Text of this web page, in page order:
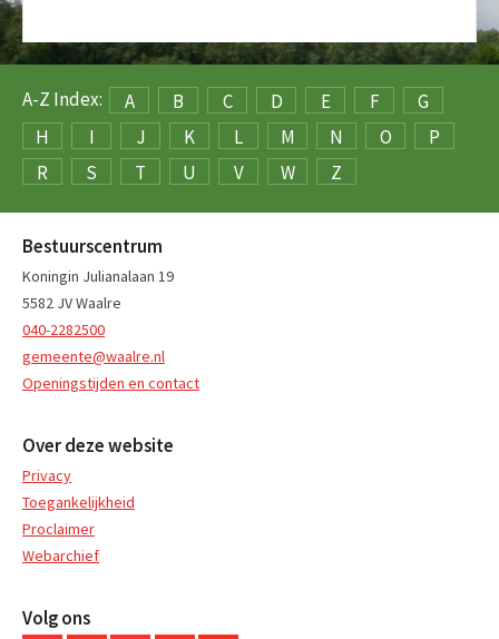
A-Z Index: A B C D E F
G
H
I J K L M N O
P
R
S T U V W Z
Bestuurscentrum
Koningin Julianalaan 19
5582 JV Waalre
040-2282500
gemeente@waalre.nl
Openingstijden en contact
Over deze website
Privacy
Toegankelijkheid
Proclaimer
Webarchief
Volg ons